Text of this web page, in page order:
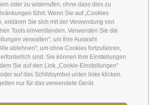
oder zu widerrufen, ohne dass dies zu
führt. Wenn Sie auf „Cookies
erklären Sie sich mit der Verwendung von
Tools einverstanden. Verwenden Sie die
verwalten", um Ihre Auswahl
ablehnen", um ohne Cookies fortzufahren,
sind. Sie können Ihre Einstellungen
Sie auf den Link „Cookie-Einstellungen"
auf das Schildsymbol unten links klicken.
nur für das verwendete Gerät.
und Verwaltung
Tel.+39 0473 843989
verwaltung@marienberg.it
Kloster